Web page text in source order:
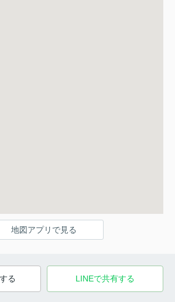
地図アプリで見る
る LINEで共有する